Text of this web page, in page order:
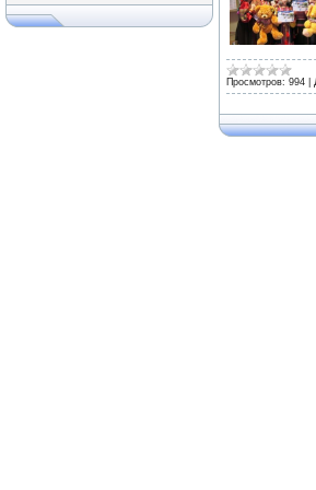
Просмотров: 994